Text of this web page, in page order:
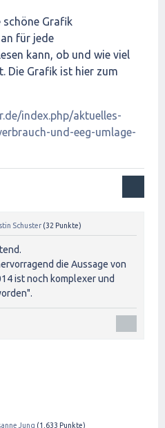
schöne Grafik
für jede
kann, ob und wie viel
Die Grafik ist hier zum
index.php/aktuelles-
und-eeg-umlage-
Schuster (32 Punkte)
die Aussage von
ist noch komplexer und
Jung (1,633 Punkte)